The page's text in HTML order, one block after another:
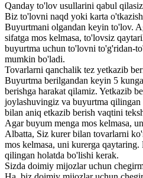
Qanday to'lov usullarini qabul
Biz to'lovni naqd yoki karta
Buyurtmani olgandan keyin to'lov.
sifatga mos kelmasa, to'lovsiz
buyurtma uchun to'lovni to'g'ridan-
mumkin bo'ladi.
Tovarlarni qanchalik tez yetkazib
Buyurtma berilgandan keyin 5
berishga harakat qilamiz. Yetkazib
joylashuvingiz va buyurtma
bilan aniq etkazib berish vaqtini
Agar buyum menga mos kelmasa,
Albatta, Siz kurer bilan tovarlarni
mos kelmasa, uni kurerga
qilingan holatda bo'lishi kerak.
Sizda doimiy mijozlar uchun